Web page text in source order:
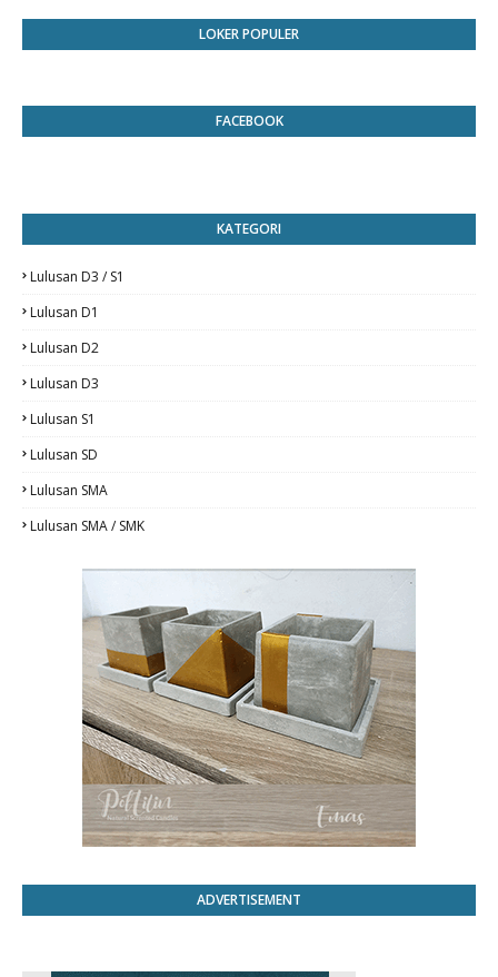
LOKER POPULER
FACEBOOK
KATEGORI
Lulusan D3 / S1
Lulusan D1
Lulusan D2
Lulusan D3
Lulusan S1
Lulusan SD
Lulusan SMA
Lulusan SMA / SMK
ADVERTISEMENT